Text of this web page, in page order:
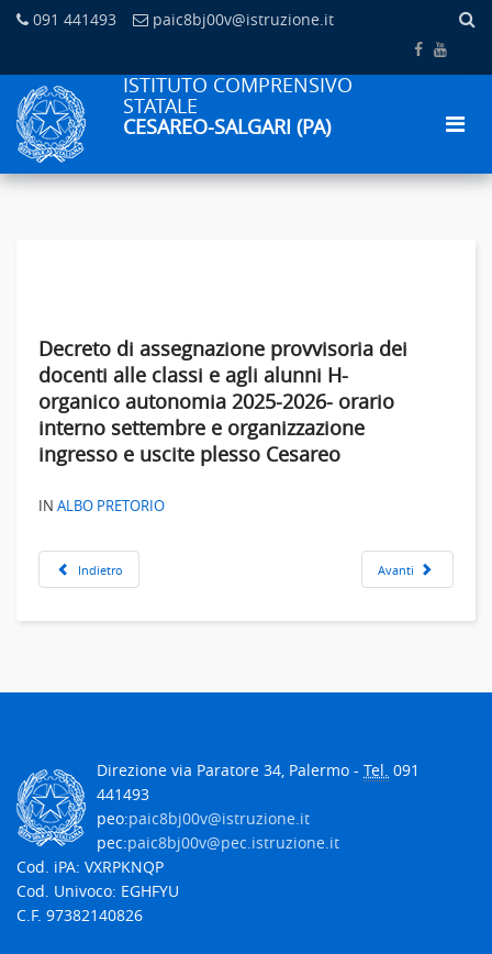
091 441493 paic8bj00v@istruzione.it
ISTITUTO COMPRENSIVO
STATALE
CESAREO-SALGARI (PA)
Decreto di assegnazione provvisoria dei
docenti alle classi e agli alunni H-
organico autonomia 2025-2026- orario
interno settembre e organizzazione
ingresso e uscite plesso Cesareo
IN ALBO PRETORIO
Indietro Avanti
Direzione via Paratore 34, Palermo - Tel. 091
441493
peo:paic8bj00v@istruzione.it
pec:paic8bj00v@pec.istruzione.it
Cod. iPA: VXRPKNQP
Cod. Univoco: EGHFYU
C.F. 97382140826